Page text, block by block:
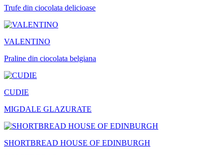
Trufe din ciocolata delicioase
VALENTINO
Praline din ciocolata belgiana
CUDIE
MIGDALE GLAZURATE
SHORTBREAD HOUSE OF EDINBURGH